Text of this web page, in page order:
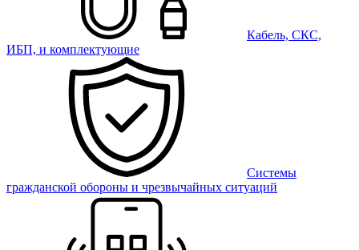
Кабель, СКС,
ИБП, и комплектующие
Системы
гражданской обороны и чрезвычайных ситуаций